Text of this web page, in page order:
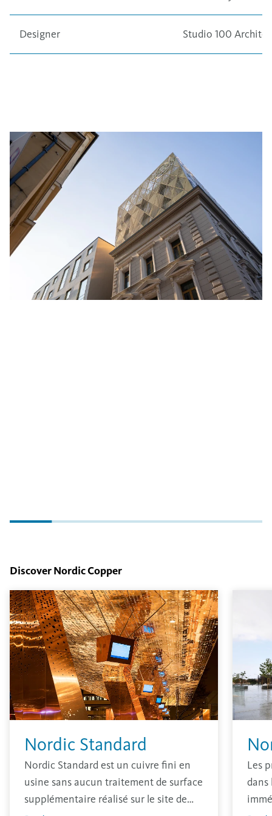
Designer Studio 100
Discover Nordic Copper
Nordic Standard
Nordic Standard est un cuivre fini en
usine sans aucun traitement de surface
supplémentaire réalisé sur le site de
Les
dans